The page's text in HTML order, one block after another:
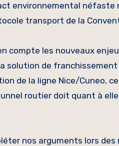
environnemental néfaste
transport de la
compte les nouveaux
solution de
de la ligne Nice/Cuneo,
routier doit quant à
nos arguments lors